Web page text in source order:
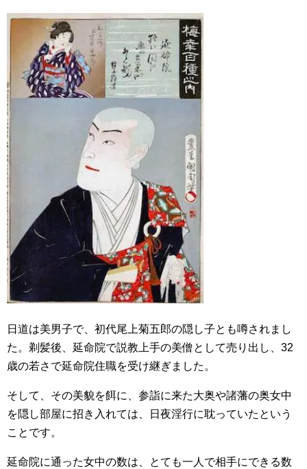
日道は美男子で、初代尾上菊五郎の隠し子とも噂されまし
た。剃髪後、延命院で説教上手の美僧として売り出し、32
歳の若さで延命院住職を受け継ぎました。
そして、その美貌を餌に、参詣に来た大奥や諸藩の奥女中
を隠し部屋に招き入れては、日夜淫行に耽っていたという
ことです。
延命院に通った女中の数は、とても一人で相手にできる数